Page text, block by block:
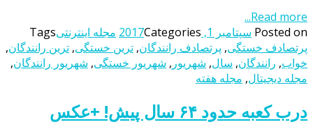
Read more...
Posted on سپتامبر 1, 2017 Categories مجله اینترنتیTags
پرتصادف خستگی, پرتصادف رانندگان, ترین خستگی, ترین رانندگان,
خواب, رانندگان, سال, شهریور , شهریور خستگی, شهریور رانندگان,
مجله دیجیتال, مجله هفته
درب کعبه حدود ۶۴ سال پیش! +عکس